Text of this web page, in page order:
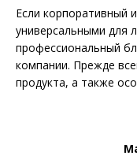
Если корпоративный
универсальными для
профессиональный
компании. Прежде
продукта, а также